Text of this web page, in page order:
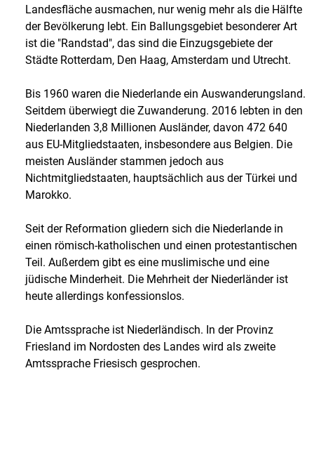
Landesfläche ausmachen, nur wenig mehr als die Hälfte
der Bevölkerung lebt. Ein Ballungsgebiet besonderer Art
ist die "Randstad", das sind die Einzugsgebiete der
Städte Rotterdam, Den Haag, Amsterdam und Utrecht.
Bis 1960 waren die Niederlande ein Auswanderungsland.
Seitdem überwiegt die Zuwanderung. 2016 lebten in den
Niederlanden 3,8 Millionen Ausländer, davon 472 640
aus EU-Mitgliedstaaten, insbesondere aus Belgien. Die
meisten Ausländer stammen jedoch aus
Nichtmitgliedstaaten, hauptsächlich aus der Türkei und
Marokko.
Seit der Reformation gliedern sich die Niederlande in
einen römisch-katholischen und einen protestantischen
Teil. Außerdem gibt es eine muslimische und eine
jüdische Minderheit. Die Mehrheit der Niederländer ist
heute allerdings konfessionslos.
Die Amtssprache ist Niederländisch. In der Provinz
Friesland im Nordosten des Landes wird als zweite
Amtssprache Friesisch gesprochen.